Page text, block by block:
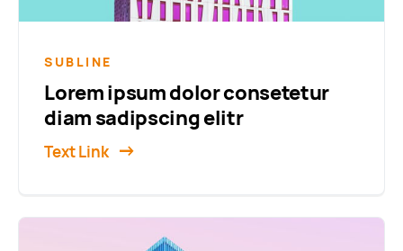
SUBLINE
Lorem ipsum dolor consetetur
diam sadipscing elitr
Text Link